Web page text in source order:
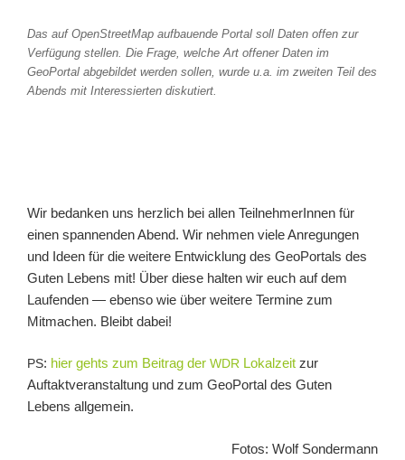
Das auf OpenStreetMap auf­bau­en­de Portal soll Daten offen zur
Verfügung stel­len. Die Frage, wel­che Art offe­ner Daten im
GeoPortal abge­bil­det wer­den sol­len, wur­de u.a. im zwei­ten Teil des
Abends mit Interessierten dis­ku­tiert.
Wir bedan­ken uns herz­lich bei allen TeilnehmerInnen für
einen span­nen­den Abend. Wir neh­men vie­le Anregungen
und Ideen für die wei­te­re Entwicklung des GeoPortals des
Guten Lebens mit! Über die­se hal­ten wir euch auf dem
Laufenden — eben­so wie über wei­te­re Termine zum
Mitmachen. Bleibt dabei!
PS: hier gehts zum Beitrag der WDR Lokalzeit zur
Auftaktveranstaltung und zum GeoPortal des Guten
Lebens all­ge­mein.
Fotos: Wolf Sondermann